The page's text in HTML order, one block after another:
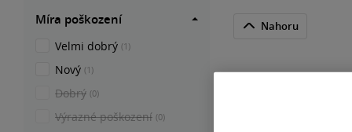
Nahoru
Míra poškození
Velmi dobrý (1)
Nový (1)
Dobrý (0)
Výrazné poškození (0)